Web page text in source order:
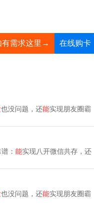
有需求这里→ 在线购卡
也没问题，还能实现朋友圈霸
： 能实现八开微信共存，还
也没问题，还能实现朋友圈霸